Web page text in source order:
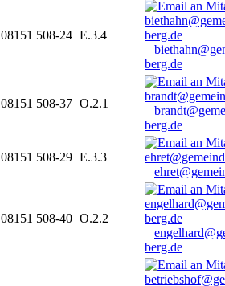
08151 508-24 E.3.4
berg.de
08151 508-37 O.2.1
berg.de
08151 508-29 E.3.3
08151 508-40 O.2.2
berg.de